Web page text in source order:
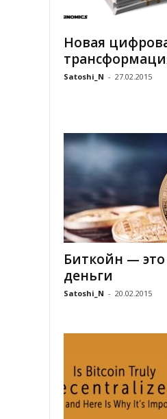
Новая
Satoshi_N - 27.02.2015
Биткойн —
деньги
Satoshi_N - 20.02.2015